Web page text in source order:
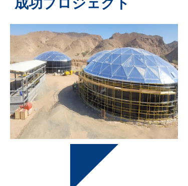
成功プロジェクト